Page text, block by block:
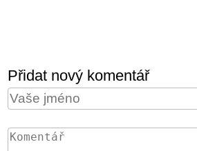
Přidat nový komentář